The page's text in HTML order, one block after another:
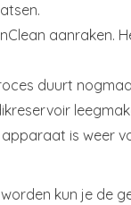
duurt
is weer
kun je de